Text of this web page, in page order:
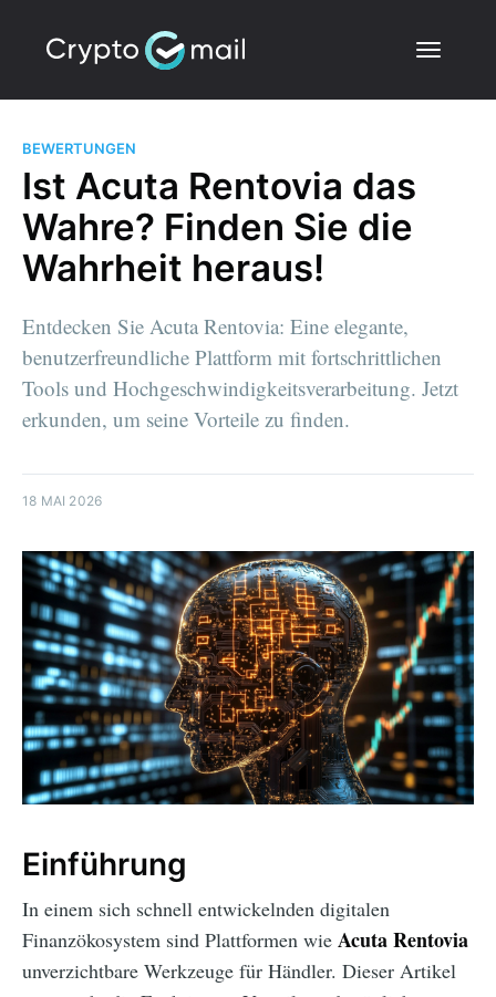
BEWERTUNGEN
Ist Acuta Rentovia das
Wahre? Finden Sie die
Wahrheit heraus!
Entdecken Sie Acuta Rentovia: Eine elegante,
benutzerfreundliche Plattform mit fortschrittlichen
Tools und Hochgeschwindigkeitsverarbeitung. Jetzt
erkunden, um seine Vorteile zu finden.
18 MAI 2026
Einführung
In einem sich schnell entwickelnden digitalen
Finanzökosystem sind Plattformen wie Acuta Rentovia
unverzichtbare Werkzeuge für Händler. Dieser Artikel